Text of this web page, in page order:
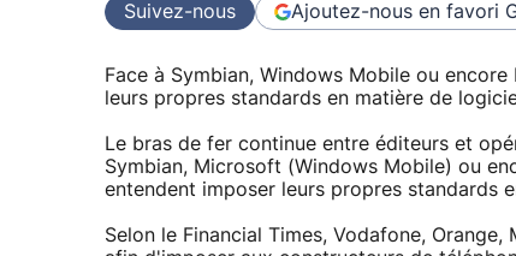
Suivez-nous Ajoutez-nous en favori
Face à Symbian, Windows Mobile ou
leurs propres standards en matière de
Le bras de fer continue entre éditeurs et
Symbian, Microsoft (Windows Mobile) ou
entendent imposer leurs propres standards
Selon le Financial Times, Vodafone,